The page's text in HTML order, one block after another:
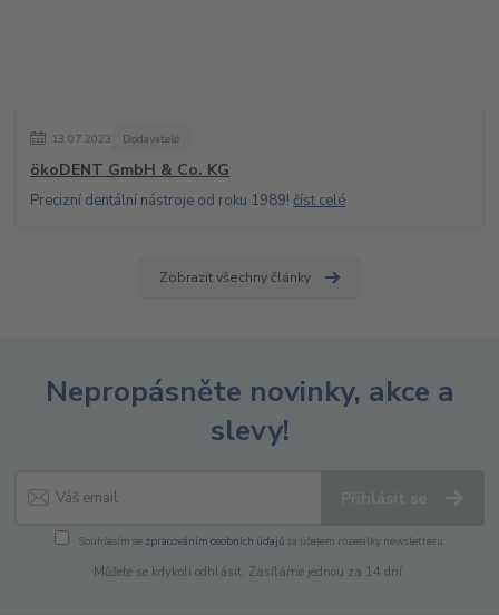
13.07.2023 Dodavatelé
ökoDENT GmbH & Co. KG
Precizní dentální nástroje od roku 1989!číst celé
Zobrazit všechny články
Nepropásněte novinky, akce a
slevy!
Souhlasím se zpracováním osobních údajůza účelem rozesílky newsletteru.
Můžete se kdykoli odhlásit. Zasíláme jednou za 14 dní.